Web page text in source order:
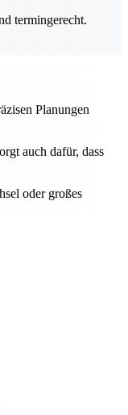
termingerecht.
Planungen
auch dafür, dass
oder großes